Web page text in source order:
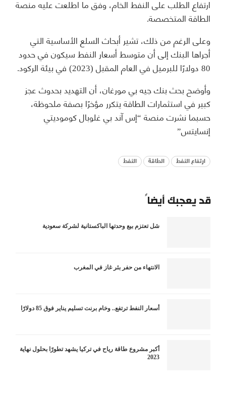
ارتفاع الطلب على النفط الخام، وفق ما اطلعت عليه منصة
الطاقة المتخصصة.
وعلى الرغم من ذلك، تشير أبحاث السلع الأساسية التي
أجراها البنك إلى أن متوسط أسعار النفط سيكون في حدود
80 دولارًا للبرميل في العام المقبل (2023) في بيئة الركود.
وأوضح بحث بنك جيه بي مورغان، أن التهديد بحدوث عجز
كبير في استثمارات الطاقة يتكرر مؤخرًا بصفة ملحوظة،
حسبما نشرت منصة “إس آند بي غلوبال كوموديتي
إنسايتس”
ارتفاع النفط الطاقة النفط
قد يعجبك أيضاً
شل تعتزم بيع وحدتها الباكستانية لشركة سعودية
الانتهاء من حفر بئر غاز في المغرب
أسعار النفط ترتفع.. وخام برنت تسليم يناير فوق 85 دولارًا
أكبر مشروع طاقة رياح في تركيا يشهد تطورًا بحلول نهاية
2023